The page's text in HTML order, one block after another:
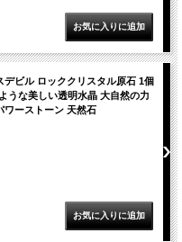
デビル ロッククリスタル原石 1個
うな美しい透明水晶 大自然の力
ワーストーン 天然石